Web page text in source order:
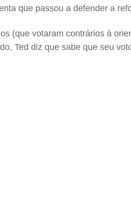
que passou a defender a
(que votaram contrários à
Ted diz que sabe que seu